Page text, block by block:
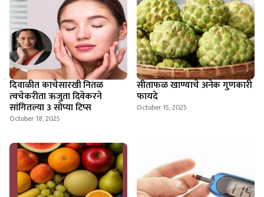
दिवाळीत काचेसारखी नितळ
त्वचेकरीता ऋजुता दिवेकरने
सांगितल्या 3 सोप्या टिप्स
October 18, 2025
सीताफळ खाण्याचे अनेक गुणकारी
फायदे
October 15, 2025